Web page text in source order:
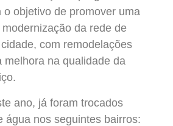
o objetivo de promover uma
da rede de
com remodelações
melhora na qualidade da
ano, já foram trocados
água nos seguintes bairros: